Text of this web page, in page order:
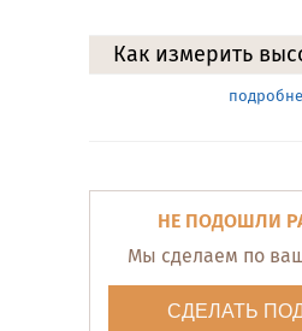
Как измерить
НЕ ПОДОШЛИ
Мы сделаем по
СДЕЛАТЬ